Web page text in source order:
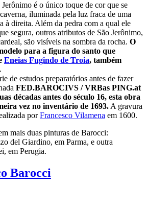
é o único toque de cor que se
iluminada pela luz fraca de uma
à direita. Além da pedra com a qual ele
segura, outros atributos de São Jerônimo,
são visíveis na sombra da rocha. O
para a figura do santo que
Eneias Fugindo de Troia, também
de estudos preparatórios antes de fazer
FED.BAROCIVS / VRBas PING.at
décadas antes do século 16, esta obra
vez no inventário de 1693. A gravura
porFrancesco Vilamena em 1600.
mais duas pinturas de Barocci:
del Giardino, em Parma, e outra
em Perugia.
Barocci